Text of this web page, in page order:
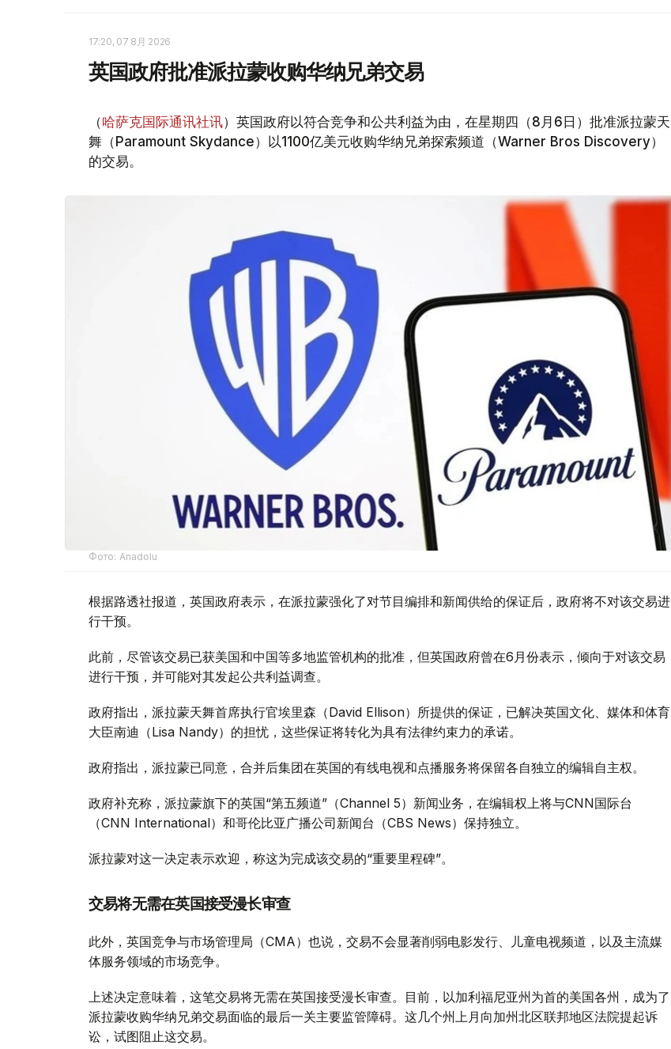
17:20, 07 8月 2026
英国政府批准派拉蒙收购华纳兄弟交易
（哈萨克国际通讯社讯）英国政府以符合竞争和公共利益为由，在星期四（8月6日）批准派拉蒙天
舞（Paramount Skydance）以1100亿美元收购华纳兄弟探索频道（Warner Bros Discovery）
的交易。
Фото: Аnadolu
根据路透社报道，英国政府表示，在派拉蒙强化了对节目编排和新闻供给的保证后，政府将不对该交易进
行干预。
此前，尽管该交易已获美国和中国等多地监管机构的批准，但英国政府曾在6月份表示，倾向于对该交易
进行干预，并可能对其发起公共利益调查。
政府指出，派拉蒙天舞首席执行官埃里森（David Ellison）所提供的保证，已解决英国文化、媒体和体育
大臣南迪（Lisa Nandy）的担忧，这些保证将转化为具有法律约束力的承诺。
政府指出，派拉蒙已同意，合并后集团在英国的有线电视和点播服务将保留各自独立的编辑自主权。
政府补充称，派拉蒙旗下的英国“第五频道”（Channel 5）新闻业务，在编辑权上将与CNN国际台
（CNN International）和哥伦比亚广播公司新闻台（CBS News）保持独立。
派拉蒙对这一决定表示欢迎，称这为完成该交易的“重要里程碑”。
交易将无需在英国接受漫长审查
此外，英国竞争与市场管理局（CMA）也说，交易不会显著削弱电影发行、儿童电视频道，以及主流媒
体服务领域的市场竞争。
上述决定意味着，这笔交易将无需在英国接受漫长审查。目前，以加利福尼亚州为首的美国各州，成为了
派拉蒙收购华纳兄弟交易面临的最后一关主要监管障碍。这几个州上月向加州北区联邦地区法院提起诉
讼，试图阻止这交易。